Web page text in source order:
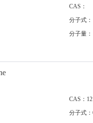
CAS：
分子式：
分子量：
CAS：
分子式